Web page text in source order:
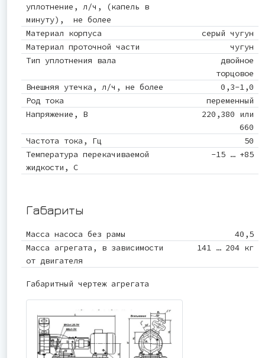
уплотнение, л/ч, (капель в
минуту), не более
Материал корпуса
серый чугун
Материал проточной части
чугун
Тип уплотнения вала
двойное
торцовое
Внешняя утечка, л/ч, не более
0,3-1,0
Род тока
переменный
Напряжение, В
220,380 или
660
Частота тока, Гц
50
Температура перекачиваемой
жидкости, С
-15 … +85
Габариты
Масса насоса без рамы
40,5
Масса агрегата, в зависимости
от двигателя
141 … 204 кг
Габаритный чертеж агрегата